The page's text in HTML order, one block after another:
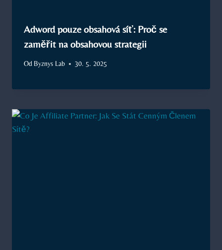
Adword pouze obsahová síť: Proč se
zaměřit na obsahovou strategii
Od Byznys Lab 30. 5. 2025